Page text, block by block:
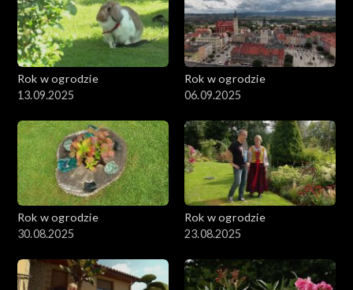
Rok w ogrodzie
13.09.2025
Rok w ogrodzie
06.09.2025
Rok w ogrodzie
30.08.2025
Rok w ogrodzie
23.08.2025